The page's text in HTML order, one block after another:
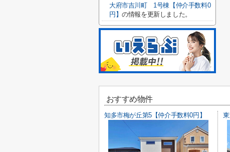
大府市吉川町 1号棟【仲介手数料0
円】の情報を更新しました。
おすすめ物件
知多市梅が丘第5【仲介手数料0円】